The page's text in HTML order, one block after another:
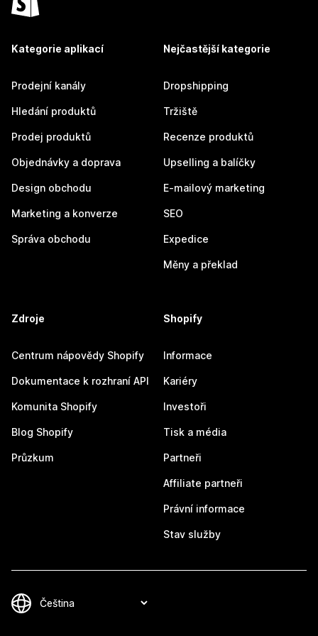
Kategorie aplikací
Prodejní kanály
Hledání produktů
Prodej produktů
Objednávky a doprava
Design obchodu
Marketing a konverze
Správa obchodu
Nejčastější kategorie
Dropshipping
Tržiště
Recenze produktů
Upselling a balíčky
E-mailový marketing
SEO
Expedice
Měny a překlad
Zdroje
Centrum nápovědy Shopify
Dokumentace k rozhraní API
Komunita Shopify
Blog Shopify
Průzkum
Shopify
Informace
Kariéry
Investoři
Tisk a média
Partneři
Affiliate partneři
Právní informace
Stav služby